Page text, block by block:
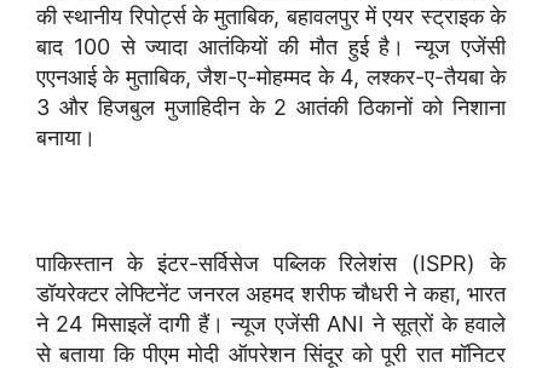
की स्थानीय रिपोर्ट्स के मुताबिक, बहावलपुर में एयर स्ट्राइक के
बाद 100 से ज्यादा आतंकियों की मौत हुई है। न्यूज एजेंसी
एएनआई के मुताबिक, जैश-ए-मोहम्मद के 4, लश्कर-ए-तैयबा के
3 और हिजबुल मुजाहिदीन के 2 आतंकी ठिकानों को निशाना
बनाया।
पाकिस्तान के इंटर-सर्विसेज पब्लिक रिलेशंस (ISPR) के
डॉयरेक्टर लेफ्टिनेंट जनरल अहमद शरीफ चौधरी ने कहा, भारत
ने 24 मिसाइलें दागी हैं। न्यूज एजेंसी ANI ने सूत्रों के हवाले
से बताया कि पीएम मोदी ऑपरेशन सिंदूर को पूरी रात मॉनिटर